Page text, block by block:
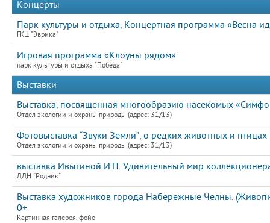
Концерты
Парк культуры и отдыха, Концертная программа «Весна
ГКЦ "Эврика"
Игровая программа «Клоуны рядом»
парк культуры и отдыха "Победа"
Выставки
Выставка, посвященная многообразию насекомых
Отдел экологии и охраны природы (адрес: 31/13)
Фотовыставка “Звуки Земли”, о редких животных и
Отдел экологии и охраны природы (адрес: 31/13)
выставка Ивыгиной И.П. Удивительный мир
ДДН "Родник"
Выставка художников города Набережные Челны.
0+
Картинная галерея, фойе